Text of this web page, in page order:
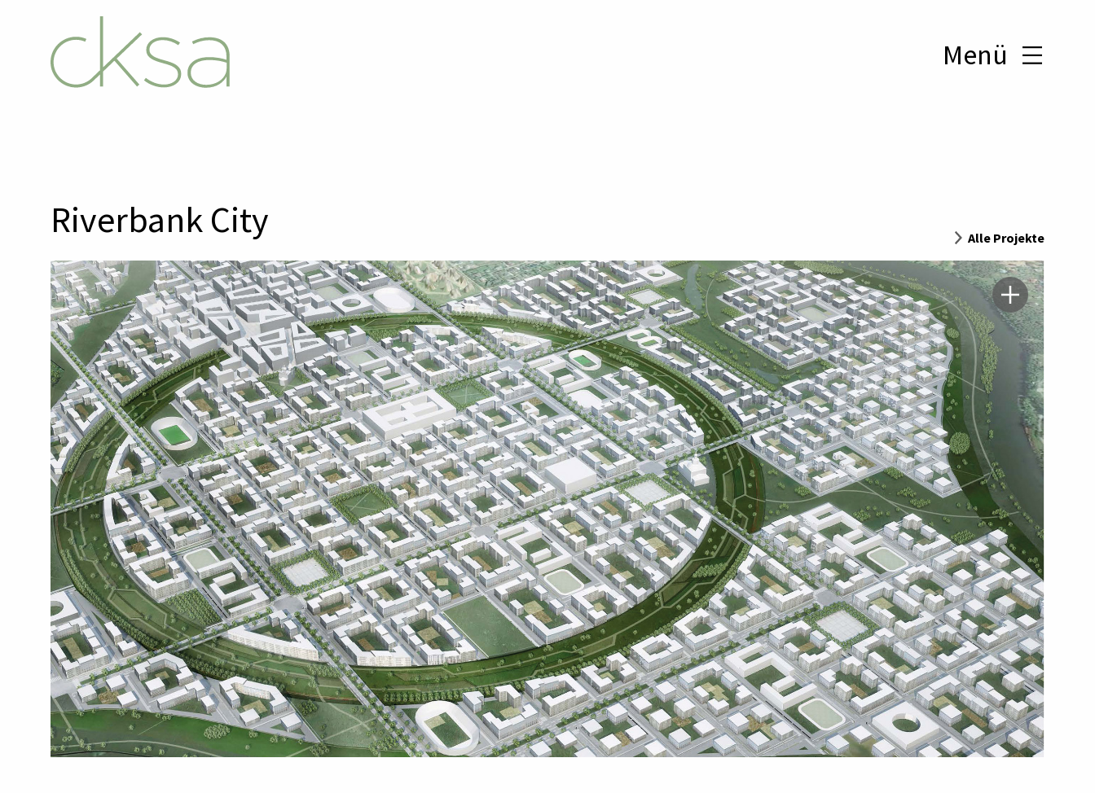
Menü
Riverbank City Alle Projekte